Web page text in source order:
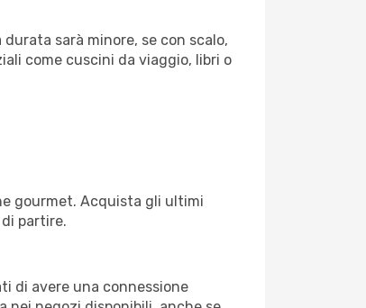
sarà minore, se con scalo,
come cuscini da viaggio, libri o
gourmet. Acquista gli ultimi
partire.
di avere una connessione